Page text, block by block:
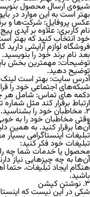
شیوه‌ی ارسال محصول
بهتر است به این موارد در
عکس پروفایل:شرکت‌ها و
نام کاربری: علاوه بر آیدی
خود انتخاب کنید که بهتر
فروشگاه لوازم آرایشی دارید
بعد نام برند خود را بنویسید.
توضیحات:
توضیح دهید.
آدرس سایت: بهتر است لینک
شبکه‌های اجتماعی خود را
دکمه های تماس:شامل هر
ارتباط برقرار کند مثل
۲. مخاطبان خود را بشناسید.
وقتی مخاطبان خود را به
آن‌ها برقرار کنید. به همین
تبلیغات اینستاگرامی
تبلیغات خود فکر کنید:
محصول یا خدمات شما چه
آن‌ها به چه چیزهایی نیاز
هنگام ایجاد تبلیغات،
باشید.
۳. نوشتن کپشن
شکی در این نیست که